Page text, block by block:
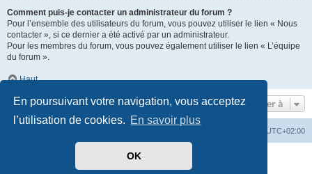
En poursuivant votre navigation, vous acceptez
l’utilisation de cookies. En savoir plus
OK
Comment puis-je contacter un administrateur du forum ?
Pour l’ensemble des utilisateurs du forum, vous pouvez utiliser le lien « Nous
contacter », si ce dernier a été activé par un administrateur.
Pour les membres du forum, vous pouvez également utiliser le lien « L’équipe
du forum ».
Haut
Aller à
UTC+02:00
phpBB ® Forum Software © phpBB Limited
phpBB-fr.com